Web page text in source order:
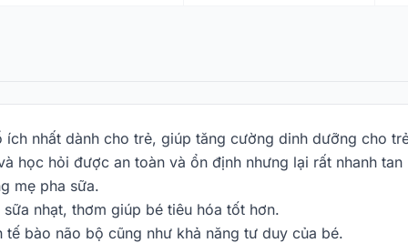
ích nhất dành cho trẻ, giúp tăng cường dinh dưỡng cho
học hỏi được an toàn và ổn định nhưng lại rất nhanh
mẹ pha sữa.
nhạt, thơm giúp bé tiêu hóa tốt hơn.
bào não bộ cũng như khả năng tư duy của bé.